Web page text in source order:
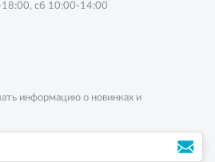
сб 10:00-14:00
информацию о новинках и